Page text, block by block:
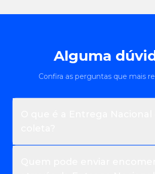
Alguma
Confira as perguntas que mais